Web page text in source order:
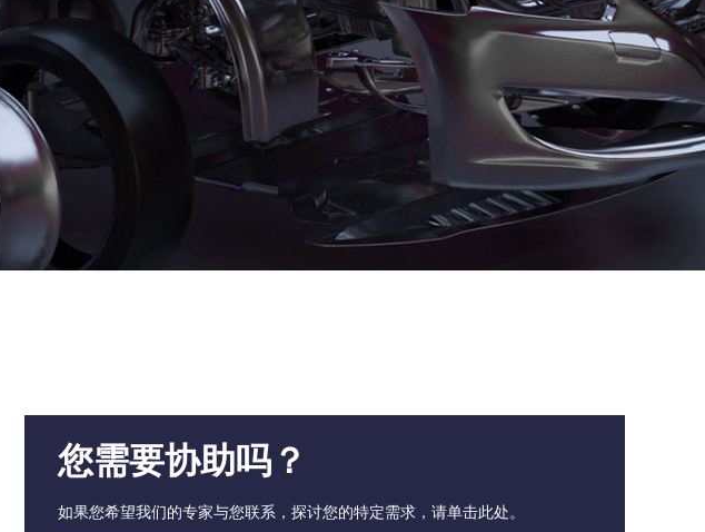
您需要协助吗？
如果您希望我们的专家与您联系，探讨您的特定需求，请单击此处。